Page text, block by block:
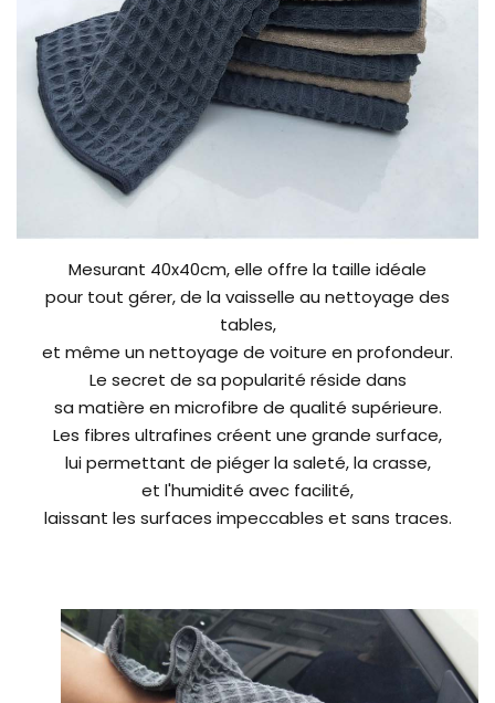
Mesurant 40x40cm, elle offre la taille idéale
pour tout gérer, de la vaisselle au nettoyage des
tables,
et même un nettoyage de voiture en profondeur.
Le secret de sa popularité réside dans
sa matière en microfibre de qualité supérieure.
Les fibres ultrafines créent une grande surface,
lui permettant de piéger la saleté, la crasse,
et l'humidité avec facilité,
laissant les surfaces impeccables et sans traces.